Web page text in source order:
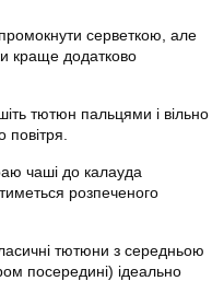
серветкою, але
краще додатково
тютюн пальцями і вільно
чаші до калауда
розпеченого
тютюни з середньою
посередині) ідеально